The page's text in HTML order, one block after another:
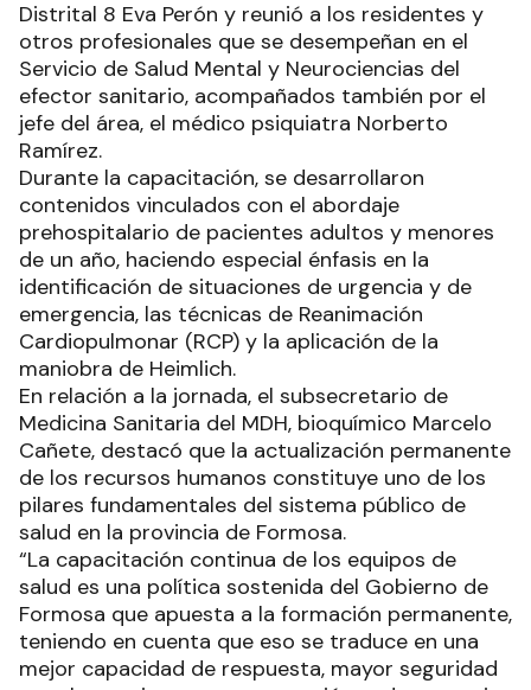
Distrital 8 Eva Perón y reunió a los residentes y
otros profesionales que se desempeñan en el
Servicio de Salud Mental y Neurociencias del
efector sanitario, acompañados también por el
jefe del área, el médico psiquiatra Norberto
Ramírez.
Durante la capacitación, se desarrollaron
contenidos vinculados con el abordaje
prehospitalario de pacientes adultos y menores
de un año, haciendo especial énfasis en la
identificación de situaciones de urgencia y de
emergencia, las técnicas de Reanimación
Cardiopulmonar (RCP) y la aplicación de la
maniobra de Heimlich.
En relación a la jornada, el subsecretario de
Medicina Sanitaria del MDH, bioquímico Marcelo
Cañete, destacó que la actualización permanente
de los recursos humanos constituye uno de los
pilares fundamentales del sistema público de
salud en la provincia de Formosa.
“La capacitación continua de los equipos de
salud es una política sostenida del Gobierno de
Formosa que apuesta a la formación permanente,
teniendo en cuenta que eso se traduce en una
mejor capacidad de respuesta, mayor seguridad